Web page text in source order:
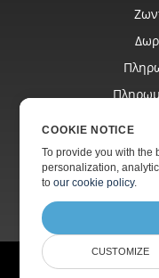
© Aspose Pty Ltd
COOKIE NOTICE
To provide you with the
personalization,
toour cookie policy.
CUSTOMIZE